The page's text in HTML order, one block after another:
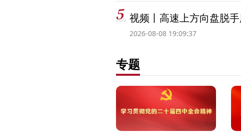
视频丨高速上方向盘脱
2026-08-08 19:09:37
专题